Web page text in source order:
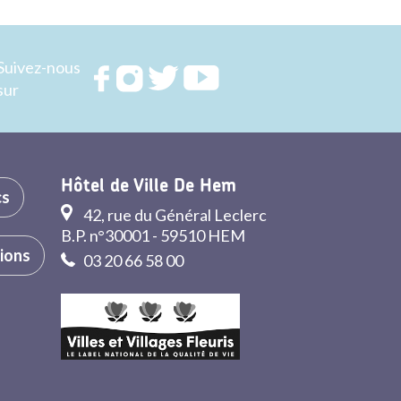
nous
RejoignezRejoignezRejoignez
Hôtel de Ville De Hem
42, rue du Général Leclerc
B.P. n°30001 - 59510 HEM
03 20 66 58 00